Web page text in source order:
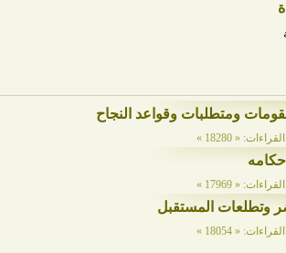
ومتطلبات وقواعد النجاح
وتطلعات المستقبل